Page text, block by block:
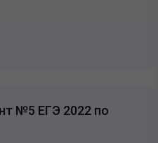
№5 ЕГЭ 2022 по